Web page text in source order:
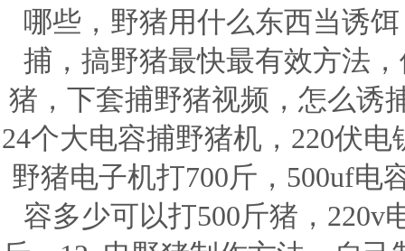
哪些，野猪用什么东西当诱
捕，搞野猪最快最有效方法
猪，下套捕野猪视频，怎么诱
24个大电容捕野猪机，220伏
野猪电子机打700斤，500uf电
容多少可以打500斤猪，220v